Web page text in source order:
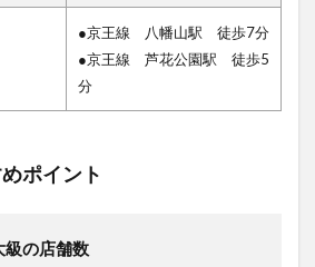
●京王線 八幡山駅 徒歩7分
●京王線 芦花公園駅 徒歩5
分
ポイント
級の店舗数